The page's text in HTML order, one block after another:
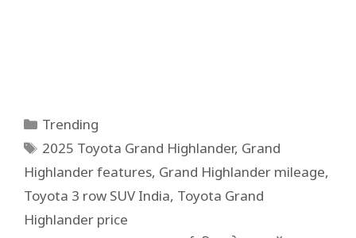
Categories
Trending
Tags
2025 Toyota Grand Highlander, Grand
Highlander features, Grand Highlander mileage,
Toyota 3 row SUV India, Toyota Grand
Highlander price